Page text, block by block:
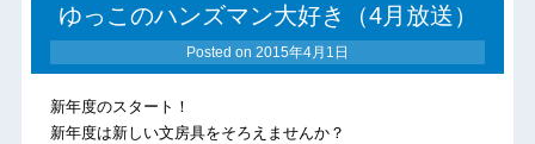
ゆっこのハンズマン大好き（4月放送）
Posted on 2015年4月1日
新年度のスタート！
新年度は新しい文房具をそろえませんか？